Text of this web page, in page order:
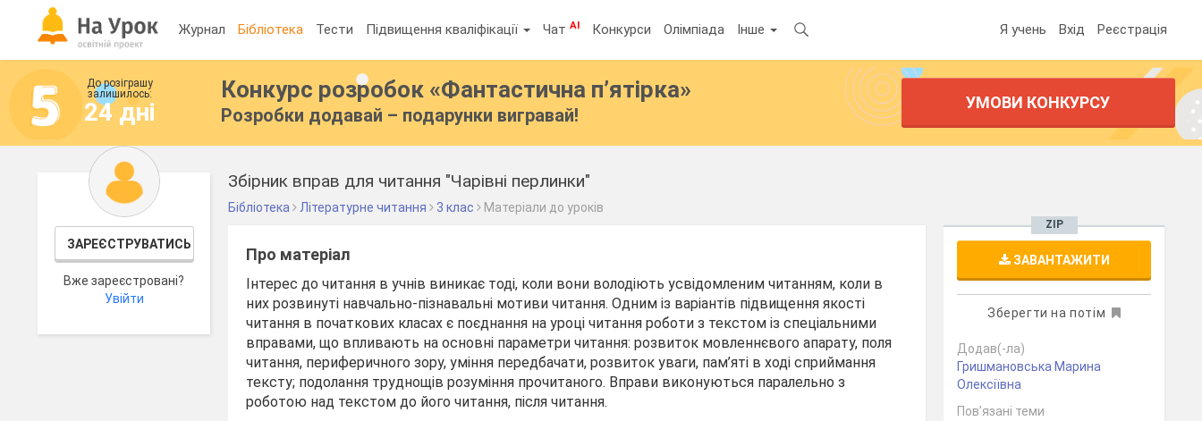
Журнал Бібліотека Тести Підвищення кваліфікації ЧатAI Конкурси Олімпіада Інше Я учень Вхід Реєстрація
До розіграшу
залишилось:
24 дні
Конкурс розробок «Фантастична п’ятірка»
Розробки додавай – подарунки вигравай!
УМОВИ КОНКУРСУ
ЗАРЕЄСТРУВАТИСЬ
Вже зареєстровані?
Увійти
Збірник вправ для читання "Чарівні перлинки"
Бібліотека Літературне читання 3 клас Матеріали до уроків
Про матеріал
Інтерес до читання в учнів виникає тоді, коли вони володіють усвідомленим читанням, коли в
них розвинуті навчально-пізнавальні мотиви читання. Одним із варіантів підвищення якості
читання в початкових класах є поєднання на уроці читання роботи з текстом із спеціальними
вправами, що впливають на основні параметри читання: розвиток мовленнєвого апарату, поля
читання, периферичного зору, уміння передбачати, розвиток уваги, пам’яті в ході сприймання
тексту; подолання труднощів розуміння прочитаного. Вправи виконуються паралельно з
роботою над текстом до його читання, після читання.
ZIP
ЗАВАНТАЖИТИ
Зберегти на потім
Додав(-ла)
Гришмановська Марина
Олексіївна
Пов’язані теми